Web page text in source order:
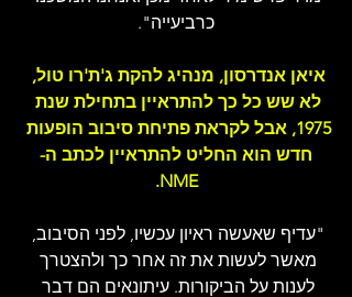
כרביעייה".
איאן אנדרסון, מנהיג להקת ג'ת'רו טול,
לא שש כל כך להתראיין בתחילת שנת
1975, אבל לקראת פתיחת סיבוב הופעות
חדש הוא החליט להתראיין לכתב ה-
NME.
"עדיף שאעשה ראיון עכשיו, לפני הסיבוב,
מאשר לעשות את זה אחר כך ולהצטרך
לענות על הביקורות. עיתונאים הם דבר